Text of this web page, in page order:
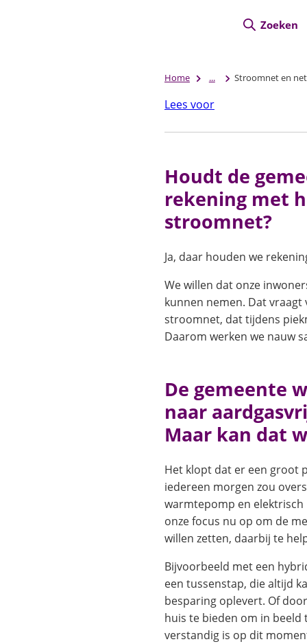
Zoeken
Home ... Stroomnet en
Lees voor
Houdt de
rekening met
stroomnet?
Ja, daar houden we
We willen dat onze
kunnen nemen. Dat vraagt
stroomnet, dat tijdens
Daarom werken we nauw
De gemeente
naar
Maar kan dat
Het klopt dat er een groot
iedereen morgen zou
warmtepomp en
onze focus nu op om de
willen zetten, daarbij te
Bijvoorbeeld met een
een tussenstap, die altijd
besparing oplevert. Of
huis te bieden om in beeld
verstandig is op dit